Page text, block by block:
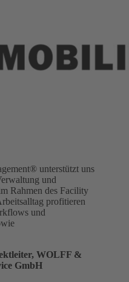
unterstützt uns
und
Rahmen des Facility
profitieren
und
WOLFF &
GmbH